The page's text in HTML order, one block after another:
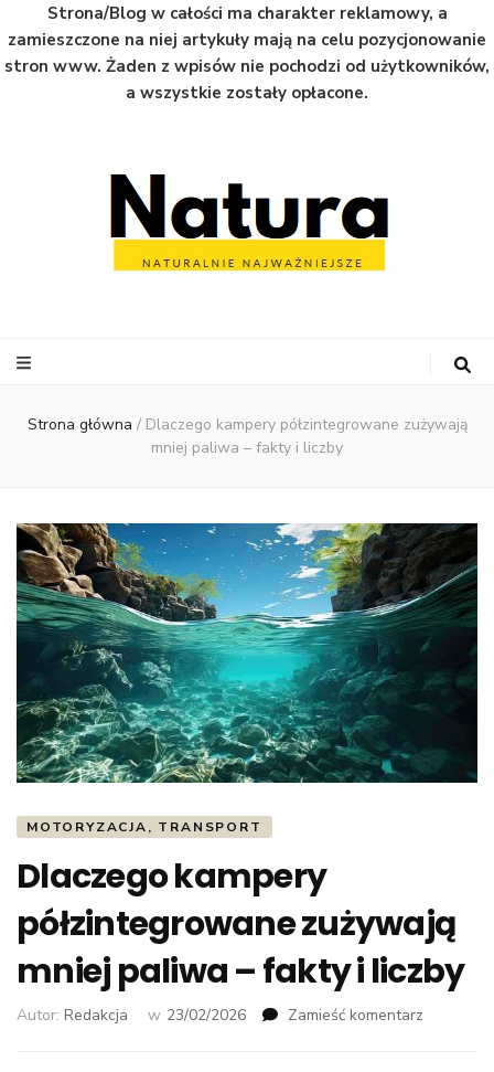
Strona/Blog w całości ma charakter reklamowy, a
zamieszczone na niej artykuły mają na celu pozycjonowanie
stron www. Żaden z wpisów nie pochodzi od użytkowników,
a wszystkie zostały opłacone.
Strona główna / Dlaczego kampery półzintegrowane zużywają
mniej paliwa – fakty i liczby
MOTORYZACJA, TRANSPORT
Dlaczego kampery
półzintegrowane zużywają
mniej paliwa – fakty i liczby
Autor: Redakcja w 23/02/2026 Zamieść komentarz